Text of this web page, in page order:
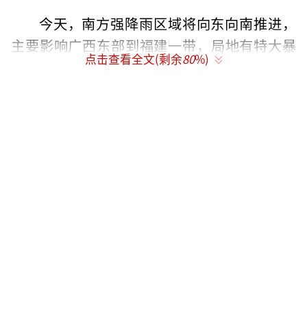
今天，南方强降雨区域将向东向南推进，
主要影响广西东部到福建一带，局地有特大暴
雨。明天，强降雨继续缩减至东南沿海等地。
点击查看全文(剩余80%)